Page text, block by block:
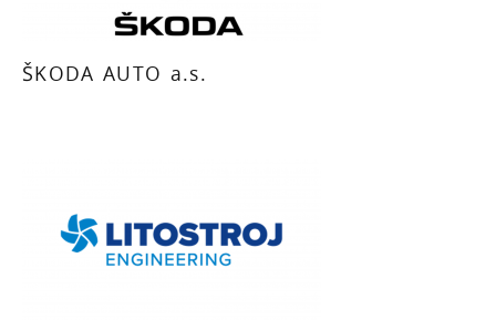
ŠKODA AUTO a.s.